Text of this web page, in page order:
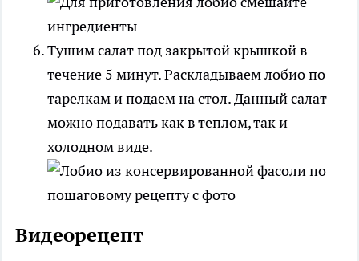
Тушим салат под закрытой крышкой в
течение 5 минут. Раскладываем лобио по
тарелкам и подаем на стол. Данный салат
можно подавать как в теплом, так и
холодном виде.
Видеорецепт